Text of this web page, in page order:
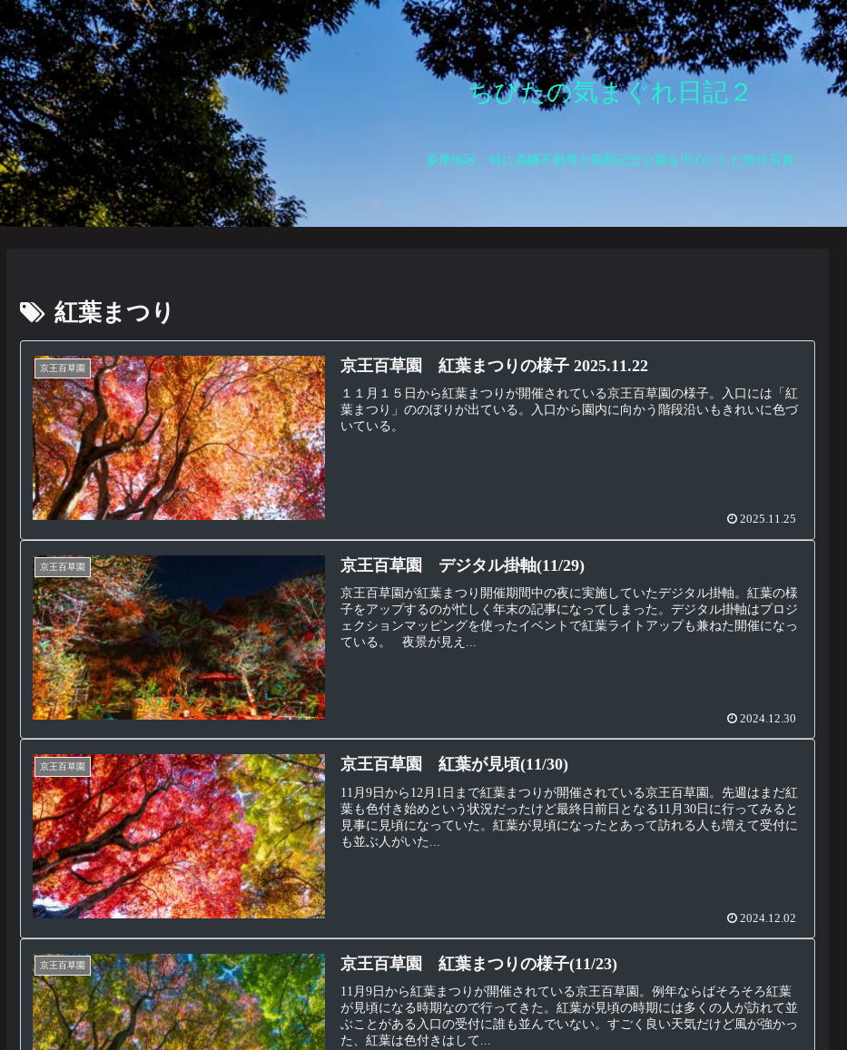
ちびたの気まぐれ日記２
多摩地区、特に高幡不動尊と昭和記念公園を中心にした散歩写真
紅葉まつり
京王百草園 京王百草園 紅葉まつりの様子 2025.11.22
１１月１５日から紅葉まつりが開催されている京王百草園の様子。入口には「紅
葉まつり」ののぼりが出ている。入口から園内に向かう階段沿いもきれいに色づ
いている。
2025.11.25
京王百草園 京王百草園 デジタル掛軸(11/29)
京王百草園が紅葉まつり開催期間中の夜に実施していたデジタル掛軸。紅葉の様
子をアップするのが忙しく年末の記事になってしまった。デジタル掛軸はプロジ
ェクションマッピングを使ったイベントで紅葉ライトアップも兼ねた開催になっ
ている。 夜景が見え...
2024.12.30
京王百草園 京王百草園 紅葉が見頃(11/30)
11月9日から12月1日まで紅葉まつりが開催されている京王百草園。先週はまだ紅
葉も色付き始めという状況だったけど最終日前日となる11月30日に行ってみると
見事に見頃になっていた。紅葉が見頃になったとあって訪れる人も増えて受付に
も並ぶ人がいた...
2024.12.02
京王百草園 京王百草園 紅葉まつりの様子(11/23)
11月9日から紅葉まつりが開催されている京王百草園。例年ならばそろそろ紅葉
が見頃になる時期なので行ってきた。紅葉が見頃の時期には多くの人が訪れて並
ぶことがある入口の受付に誰も並んでいない。すごく良い天気だけど風が強かっ
た、紅葉は色付きはして...